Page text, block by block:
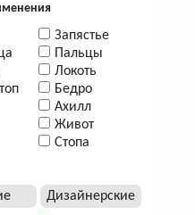
Запястье
Пальцы
Локоть
Бедро
Ахилл
Живот
Стопа
Дизайнерские